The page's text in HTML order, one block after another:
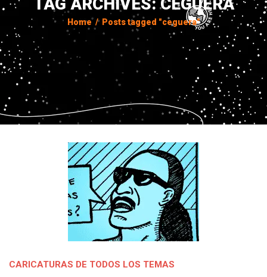
Home / Posts tagged "ceguera"
CARICATURAS DE TODOS LOS TEMAS